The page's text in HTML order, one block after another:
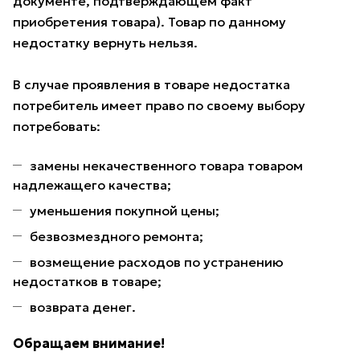
приобретения товара). Товар по данному
недостатку вернуть нельзя.
В случае проявления в товаре недостатка
потребитель имеет право по своему выбору
потребовать:
замены некачественного товара товаром
надлежащего качества;
уменьшения покупной цены;
безвозмездного ремонта;
возмещение расходов по устранению
недостатков в товаре;
возврата денег.
Обращаем внимание!